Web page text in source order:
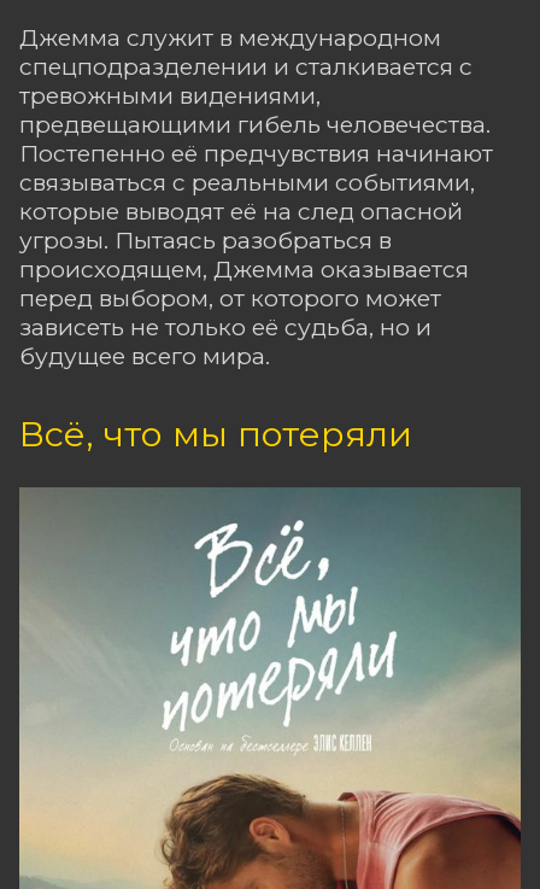
Джемма служит в международном
спецподразделении и сталкивается с
тревожными видениями,
предвещающими гибель человечества.
Постепенно её предчувствия начинают
связываться с реальными событиями,
которые выводят её на след опасной
угрозы. Пытаясь разобраться в
происходящем, Джемма оказывается
перед выбором, от которого может
зависеть не только её судьба, но и
будущее всего мира.
Всё, что мы потеряли